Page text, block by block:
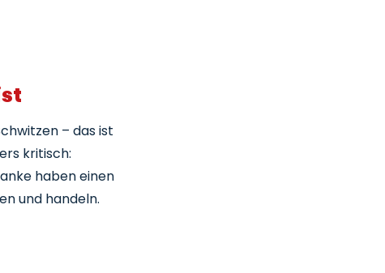
– das ist
kritisch:
haben einen
und handeln.